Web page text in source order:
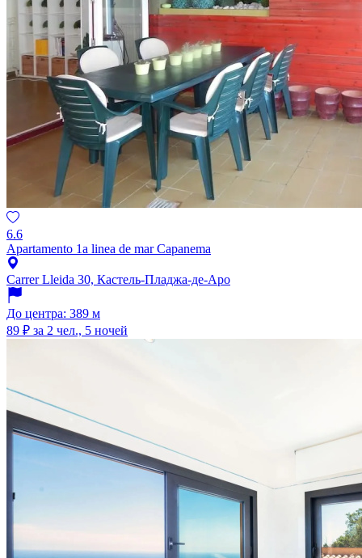
6.6
Apartamento 1a linea de mar Capanema
Carrer Lleida 30, Кастель-Пладжа-де-Аро
До центра: 389 м
89 ₽ за 2 чел., 5 ночей